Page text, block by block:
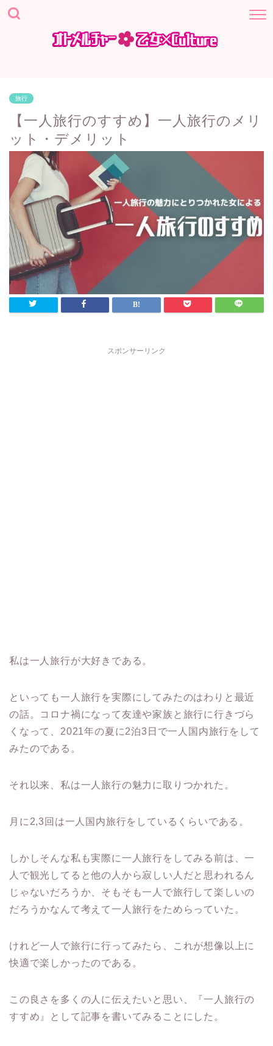
旅行
【一人旅行のすすめ】一人旅行のメリ
ット・デメリット
スポンサーリンク
私は一人旅行が大好きである。
といっても一人旅行を実際にしてみたのはわりと最近
の話。コロナ禍になって友達や家族と旅行に行きづら
くなって、2021年の夏に2泊3日で一人国内旅行をして
みたのである。
それ以来、私は一人旅行の魅力に取りつかれた。
月に2,3回は一人国内旅行をしているくらいである。
しかしそんな私も実際に一人旅行をしてみる前は、一
人で観光してると他の人から寂しい人だと思われるん
じゃないだろうか、そもそも一人で旅行して楽しいの
だろうかなんて考えて一人旅行をためらっていた。
けれど一人で旅行に行ってみたら、これが想像以上に
快適で楽しかったのである。
この良さを多くの人に伝えたいと思い、『一人旅行の
すすめ』として記事を書いてみることにした。